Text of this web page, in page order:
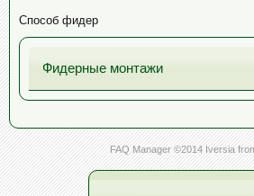
Способ фидер
Фидерные монтажи
FAQ Manager ©2014Iversia